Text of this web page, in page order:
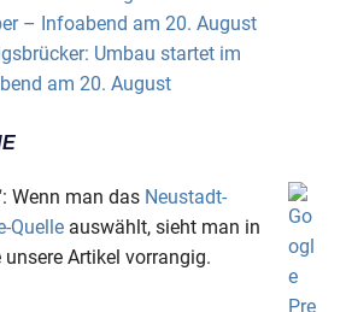
– Infoabend am 20. August
Umbau startet im
am 20. August
Wenn man das Neustadt-
Quelle auswählt, sieht man in
Artikel vorrangig.